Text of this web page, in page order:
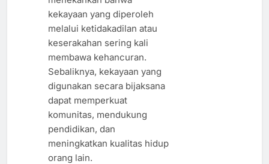
kekayaan yang diperoleh
melalui ketidakadilan atau
keserakahan sering kali
membawa kehancuran.
Sebaliknya, kekayaan yang
digunakan secara bijaksana
dapat memperkuat
komunitas, mendukung
pendidikan, dan
meningkatkan kualitas hidup
orang lain.